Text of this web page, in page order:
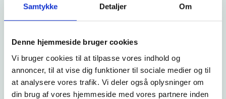
Samtykke Detaljer Om
Denne hjemmeside bruger cookies
Vi bruger cookies til at tilpasse vores indhold og
annoncer, til at vise dig funktioner til sociale medier og til
at analysere vores trafik. Vi deler også oplysninger om
din brug af vores hjemmeside med vores partnere inden
Tips til, hvordan I nemt kan komme i gang
omkostninger
Vi ser frem til at høre fra jer og vise, hvordan vores
løsninger kan gøre jeres hverdag enklere og bedre.